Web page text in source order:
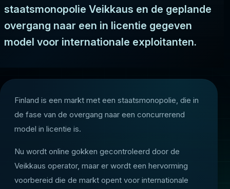
staatsmonopolie Veikkaus en de geplande
overgang naar een in licentie gegeven
model voor internationale exploitanten.
Finland is een markt met een staatsmonopolie, die in
de fase van de overgang naar een concurrerend
model in licentie is.
Nu wordt online gokken gecontroleerd door de
Veikkaus operator, maar er wordt een hervorming
voorbereid die de markt opent voor internationale